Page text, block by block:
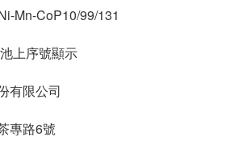
Mn-CoP10/99/131
上序號顯示
有限公司
專路6號